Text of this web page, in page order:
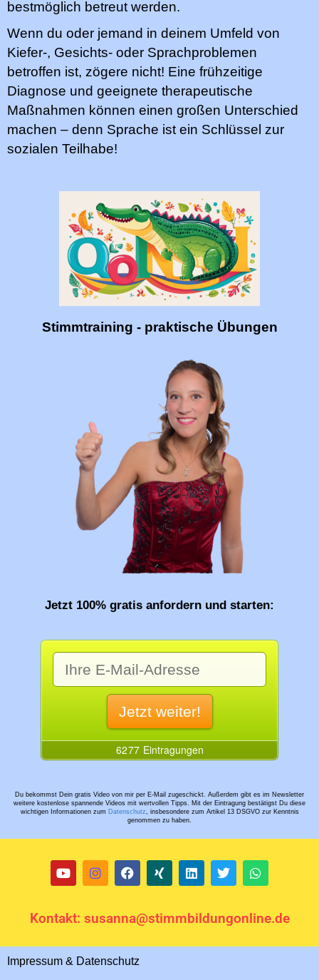
bestmöglich betreut werden.
Wenn du oder jemand in deinem Umfeld von
Kiefer-, Gesichts- oder Sprachproblemen
betroffen ist, zögere nicht! Eine frühzeitige
Diagnose und geeignete therapeutische
Maßnahmen können einen großen Unterschied
machen – denn Sprache ist ein Schlüssel zur
sozialen Teilhabe!
Stimmtraining - praktische Übungen
Jetzt 100% gratis anfordern und starten:
Du bekommst Dein gratis Video von mir per E-Mail zugeschickt. Außerdem gibt es im Newsletter
weitere kostenlose spannende Videos mit wertvollen Tipps. Mit der Eintragung bestätigst Du diese
wichtigen Informationen zum Datenschutz , insbesondere zum Artikel 13 DSGVO zur Kenntnis
genommen zu haben.
Kontakt: susanna@stimmbildungonline.de
Impressum & Datenschutz